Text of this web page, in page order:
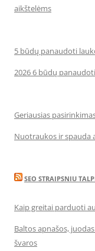
aikštelėms
5 būdų panaudoti
2026 6 būdų
Geriausias
Nuotraukos ir spauda
SEO STRAIPSNIU
Kaip greitai parduoti
Baltos apnašos,
švaros